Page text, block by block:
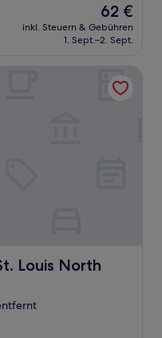
Der
Preis
beträgt
62 €
inkl. Steuern & Gebühren
1. Sept.–2. Sept.
Louis North
North